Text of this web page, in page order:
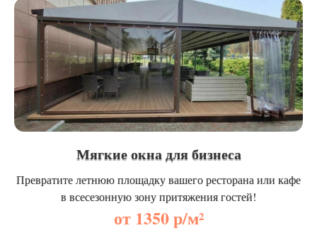
Мягкие окна для бизнеса
Превратите летнюю площадку вашего ресторана или кафе
в всесезонную зону притяжения гостей!
от 1350 р/м²